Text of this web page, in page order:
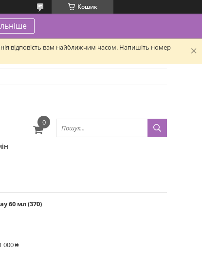
Кошик
відповість вам найближчим часом. Напишіть номер
60 мл (370)
000 ₴